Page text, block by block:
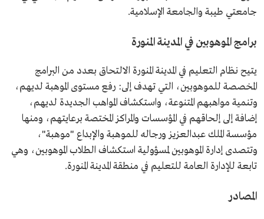
جامعتي طيبة والجامعة الإسلامية.
برامج الموهوبين في المدينة المنورة
يتيح نظام التعليم في المدينة المنورة الالتحاق بعدد من البرامج
المخصصة للموهوبين، التي تهدف إلى: رفع مستوى الموهبة لديهم،
وتنمية مواهبهم المتنوعة، واستكشاف المواهب الجديدة لديهم،
إضافة إلى إلحاقهم في المؤسسات والمراكز المختصة برعايتهم، ومنها
مؤسسة الملك عبدالعزيز ورجاله للموهبة والإبداع "موهبة"،
وتتصدى إدارة الموهوبين لمسؤولية استكشاف الطلاب الموهوبين، وهي
تابعة للإدارة العامة للتعليم في منطقة المدينة المنورة.
المصادر